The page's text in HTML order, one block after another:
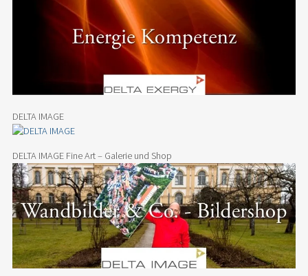
DELTA IMAGE
DELTA IMAGE Fine Art – Galerie und Shop